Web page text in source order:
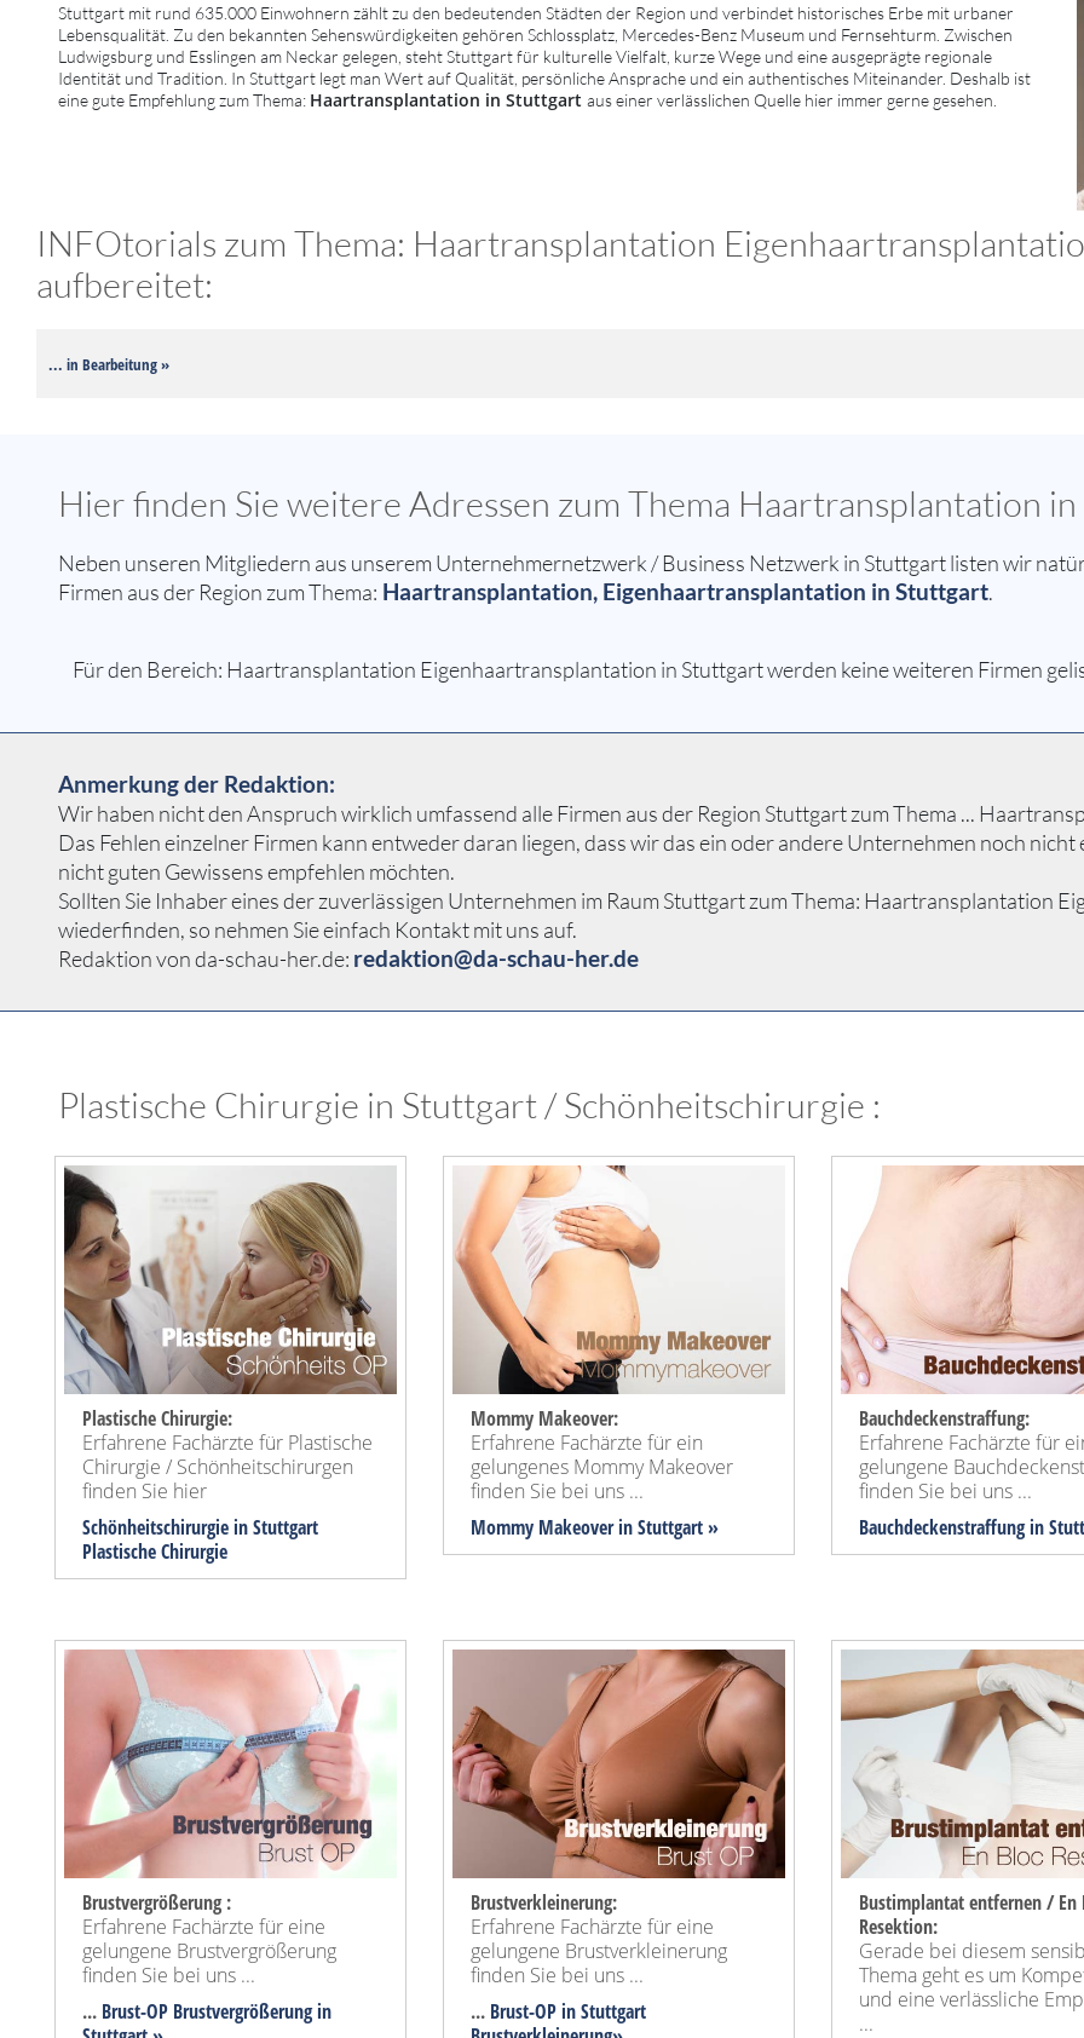
Stuttgart mit rund 635.000 Einwohnern zählt zu den bedeutenden Städten der Region und verbindet historisches Erbe mit urbaner
Lebensqualität. Zu den bekannten Sehenswürdigkeiten gehören Schlossplatz, Mercedes-Benz Museum und Fernsehturm. Zwischen
Ludwigsburg und Esslingen am Neckar gelegen, steht Stuttgart für kulturelle Vielfalt, kurze Wege und eine ausgeprägte regionale
Identität und Tradition. In Stuttgart legt man Wert auf Qualität, persönliche Ansprache und ein authentisches Miteinander. Deshalb ist
eine gute Empfehlung zum Thema: Haartransplantation in Stuttgart aus einer verlässlichen Quelle hier immer gerne gesehen.
INFOtorials zum Thema: Haartransplantation
aufbereitet:
... in Bearbeitung »
Hier finden Sie weitere Adressen zum Thema Haartransplantation
Neben unseren Mitgliedern aus unserem Unternehmernetzwerk / Business Netzwerk in Stuttgart listen wir
Firmen aus der Region zum Thema: Haartransplantation, Eigenhaartransplantation in Stuttgart.
Für den Bereich: Haartransplantation Eigenhaartransplantation in Stuttgart werden keine weiteren Firmen
Anmerkung der Redaktion:
Wir haben nicht den Anspruch wirklich umfassend alle Firmen aus der Region Stuttgart zum Thema ...
Das Fehlen einzelner Firmen kann entweder daran liegen, dass wir das ein oder andere Unternehmen noch
nicht guten Gewissens empfehlen möchten.
Sollten Sie Inhaber eines der zuverlässigen Unternehmen im Raum Stuttgart zum Thema: Haartransplantation
wiederfinden, so nehmen Sie einfach Kontakt mit uns auf.
Redaktion von da-schau-her.de: redaktion@da-schau-her.de
Plastische Chirurgie in Stuttgart / Schönheitschirurgie :
Plastische Chirurgie:
Erfahrene Fachärzte für Plastische
Chirurgie / Schönheitschirurgen
finden Sie hier
Schönheitschirurgie in Stuttgart
Plastische Chirurgie
Mommy Makeover:
Erfahrene Fachärzte für ein
gelungenes Mommy Makeover
finden Sie bei uns ...
Mommy Makeoverin Stuttgart »
Bauchdeckenstraffung:
Erfahrene Fachärzte für
gelungene
finden Sie bei uns ...
Bauchdeckenstraffungin
Brustvergrößerung :
Erfahrene Fachärzte für eine
gelungene Brustvergrößerung
finden Sie bei uns ...
... Brust-OP Brustvergrößerung in
Brustverkleinerung:
Erfahrene Fachärzte für eine
gelungene Brustverkleinerung
finden Sie bei uns ...
... Brust-OP in Stuttgart
Bustimplantat entfernen / En
Resektion:
Gerade bei diesem
Thema geht es um
und eine verlässliche
...